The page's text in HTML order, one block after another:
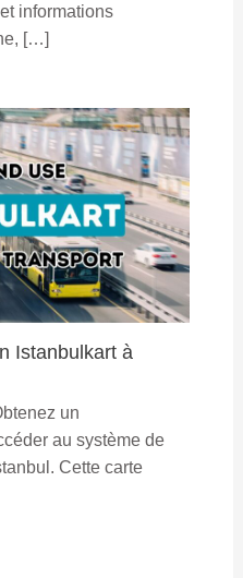
informations
[…]
Istanbulkart à
un
au système de
Cette carte